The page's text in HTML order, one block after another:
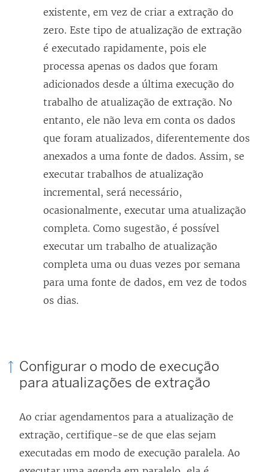
existente, em vez de criar a extração do
zero. Este tipo de atualização de extração
é executado rapidamente, pois ele
processa apenas os dados que foram
adicionados desde a última execução do
trabalho de atualização de extração. No
entanto, ele não leva em conta os dados
que foram atualizados, diferentemente dos
anexados a uma fonte de dados. Assim, se
executar trabalhos de atualização
incremental, será necessário,
ocasionalmente, executar uma atualização
completa. Como sugestão, é possível
executar um trabalho de atualização
completa uma ou duas vezes por semana
para uma fonte de dados, em vez de todos
os dias.
Configurar o modo de execução
para atualizações de extração
Ao criar agendamentos para a atualização de
extração, certifique-se de que elas sejam
executadas em modo de execução paralela. Ao